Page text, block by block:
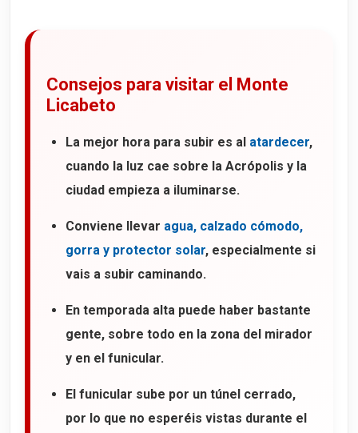
Consejos para visitar el Monte
Licabeto
La mejor hora para subir es al atardecer,
cuando la luz cae sobre la Acrópolis y la
ciudad empieza a iluminarse.
Conviene llevar agua, calzado cómodo,
gorra y protector solar, especialmente si
vais a subir caminando.
En temporada alta puede haber bastante
gente, sobre todo en la zona del mirador
y en el funicular.
El funicular sube por un túnel cerrado,
por lo que no esperéis vistas durante el